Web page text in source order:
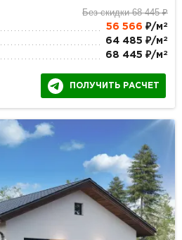
Без скидки 68 445 ₽
56 566 ₽/м 2
64 485 ₽/м 2
68 445 ₽/м 2
ПОЛУЧИТЬ РАСЧЕТ